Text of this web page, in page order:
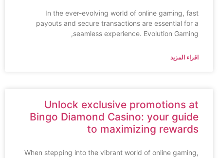
In the ever-evolving world of online gaming, fast
payouts and secure transactions are essential for a
seamless experience. Evolution Gaming,
اقراء المزيد
Unlock exclusive promotions at
Bingo Diamond Casino: your guide
to maximizing rewards
When stepping into the vibrant world of online gaming,